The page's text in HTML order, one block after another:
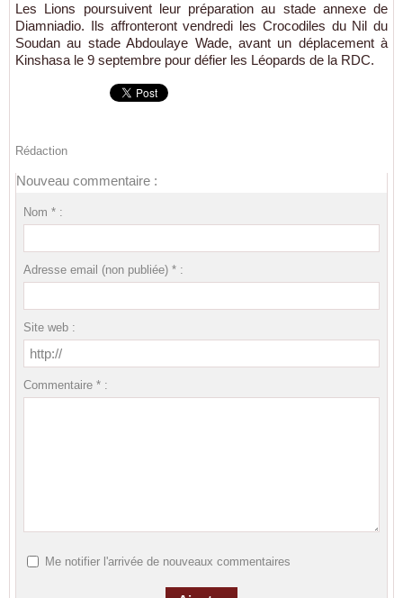
Les Lions poursuivent leur préparation au stade annexe de
Diamniadio. Ils affronteront vendredi les Crocodiles du Nil du
Soudan au stade Abdoulaye Wade, avant un déplacement à
Kinshasa le 9 septembre pour défier les Léopards de la RDC.
Rédaction
Nouveau commentaire :
Nom * :
Adresse email (non publiée) * :
Site web :
Commentaire * :
Me notifier l'arrivée de nouveaux commentaires